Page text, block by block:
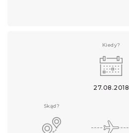
Kiedy?
27.08.2018
Skąd?